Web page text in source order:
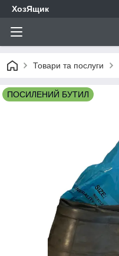
ХозЯщик
Товари та послуги
ПОСИЛЕНИЙ БУТИЛ